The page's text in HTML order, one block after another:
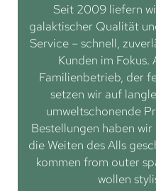
Seit 2009 liefern
galaktischer Qualität
Service – schnell,
Kunden im
Familienbetrieb, der
setzen wir auf
umweltschonende
Bestellungen haben
die Weiten des Alls
kommen from outer
wollen